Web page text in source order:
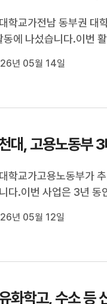
학교가전남 동부권 대
동에 나섰습니다.이번
켄트에서 이뤄졌습니
년 05월 14일
대, 고용노동부
학교가고용노동부가
다.이번 사업은 3년 동
순천대는 산업맞춤형
년 05월 12일
화학고, 수소 등